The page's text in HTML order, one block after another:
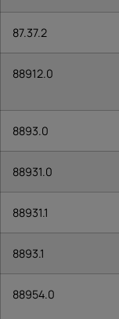
87.37.2
88912.0
8893.0
88931.0
88931.1
8893.1
88954.0